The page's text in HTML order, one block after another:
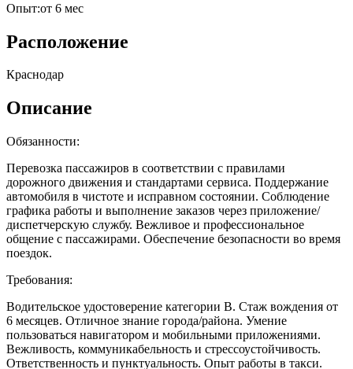
Опыт:от 6 мес
Расположение
Краснодар
Описание
Обязанности:
Перевозка пассажиров в соответствии с правилами
дорожного движения и стандартами сервиса. Поддержание
автомобиля в чистоте и исправном состоянии. Соблюдение
графика работы и выполнение заказов через приложение/
диспетчерскую службу. Вежливое и профессиональное
общение с пассажирами. Обеспечение безопасности во время
поездок.
Требования:
Водительское удостоверение категории B. Стаж вождения от
6 месяцев. Отличное знание города/района. Умение
пользоваться навигатором и мобильными приложениями.
Вежливость, коммуникабельность и стрессоустойчивость.
Ответственность и пунктуальность. Опыт работы в такси.